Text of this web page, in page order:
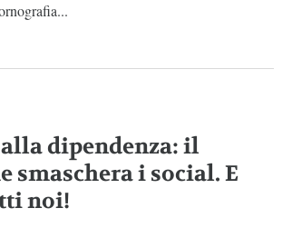
dipendenza: il
smaschera i social. E
noi!